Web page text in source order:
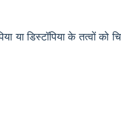
या डिस्टॉपिया के तत्वों को